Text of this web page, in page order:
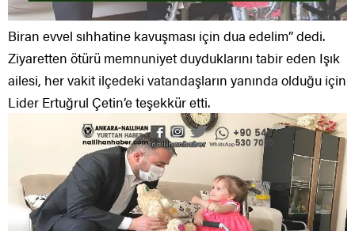
Biran evvel sıhhatine kavuşması için dua edelim’’ dedi.
Ziyaretten ötürü memnuniyet duyduklarını tabir eden Işık
ailesi, her vakit ilçedeki vatandaşların yanında olduğu için
Lider Ertuğrul Çetin’e teşekkür etti.